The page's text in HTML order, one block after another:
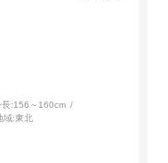
長:156～160cm
域:東北